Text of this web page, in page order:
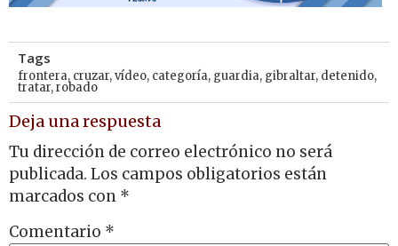
Tags
frontera, cruzar,vídeo, categoría, guardia, gibraltar, detenido,
tratar,robado
Deja una respuesta
Tu dirección de correo electrónico no será
publicada. Los campos obligatorios están
marcados con *
Comentario *